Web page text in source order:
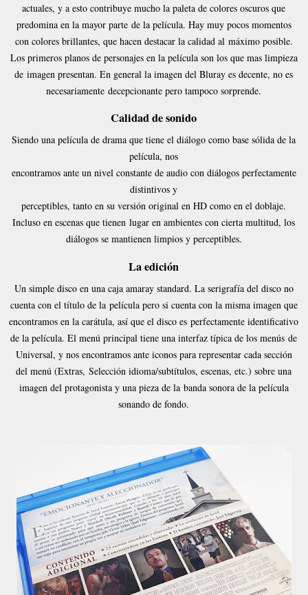
actuales, y a esto contribuye mucho la paleta de colores oscuros que
predomina en la mayor parte de la película. Hay muy pocos momentos
con colores brillantes, que hacen destacar la calidad al máximo posible.
Los primeros planos de personajes en la película son los que mas limpieza
deimagen presentan. En general la imagen del Bluray es decente, no es
necesariamentedecepcionante pero tampoco sorprende.
Calidad de sonido
Siendo una película de drama que tiene el diálogo como base sólida de la
película, nos
encontramos ante un nivel constante de audio con diálogos perfectamente
distintivos y
perceptibles, tanto en su versión original en HD como en el doblaje.
Incluso en escenas que tienenlugar en ambientes con cierta multitud, los
diálogos se mantienen limpios y perceptibles.
La edición
Un simple disco en una caja amaray standard. La serigrafía del disco no
cuenta con el título de la película pero si cuenta con la misma imagen que
encontramos en la carátula, así que el disco esperfectamente identificativo
de la película. El menú principal tiene una interfaz típica de los menúsde
Universal, y nos encontramos ante iconos para representar cada sección
del menú (Extras,Selección idioma/subtítulos, escenas, etc.) sobre una
imagen del protagonista y una pieza de la banda sonora de la película
sonando de fondo.